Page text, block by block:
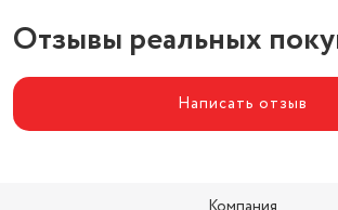
Отзывы реальных
Написать отзыв